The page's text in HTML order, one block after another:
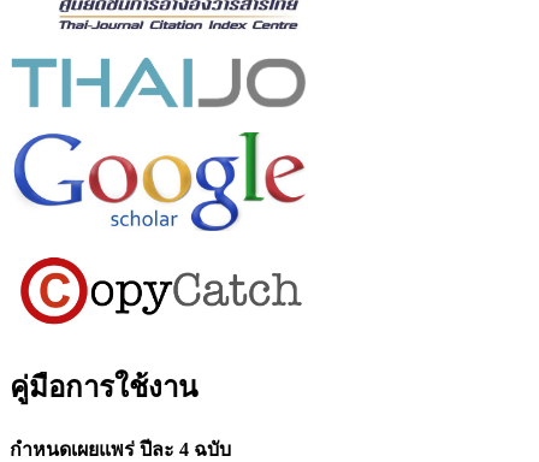
คู่มือการใช้งาน
กำหนดเผยแพร่ ปีละ 4 ฉบับ